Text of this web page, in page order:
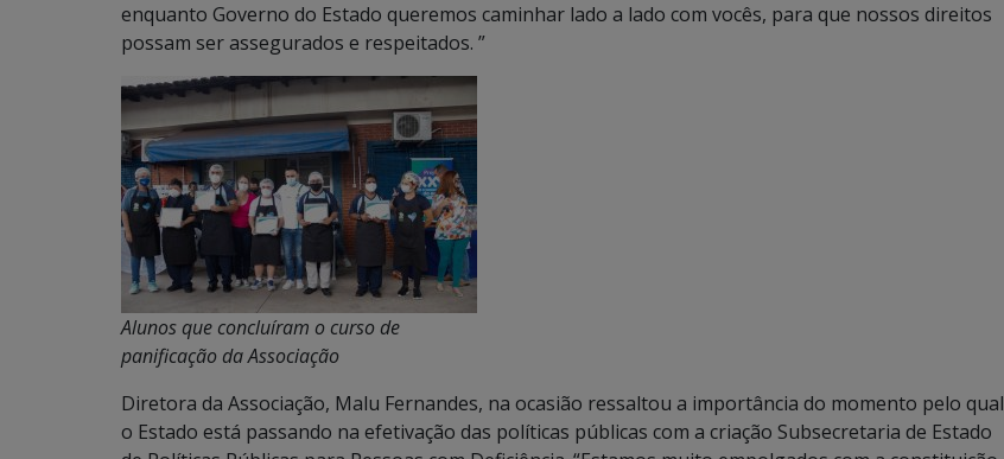
enquanto Governo do Estado queremos caminhar lado a lado com vocês, para que nossos direitos
possam ser assegurados e respeitados. ”
Alunos que concluíram o curso de
panificação da Associação
Diretora da Associação, Malu Fernandes, na ocasião ressaltou a importância do momento pelo qual
o Estado está passando na efetivação das políticas públicas com a criação Subsecretaria de Estado